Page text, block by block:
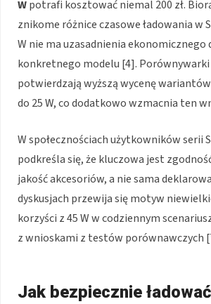
Wpotrafi kosztować niemal 200 zł.
znikome różnice czasowe ładowania w
W nie ma uzasadnienia ekonomicznego
konkretnego modelu [4].
potwierdzają wyższą wycenę
do 25 W, co dodatkowo wzmacnia ten
W społecznościach użytkowników serii
podkreśla się, że kluczowa jest
jakość akcesoriów, a nie sama
dyskusjach przewija się motyw
korzyści z 45 W w codziennym
z wnioskami z testów porównawczych
Jak bezpiecznie